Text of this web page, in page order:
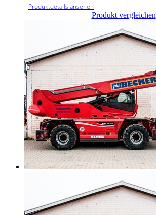
Produktdetails ansehen
Produkt vergleichen